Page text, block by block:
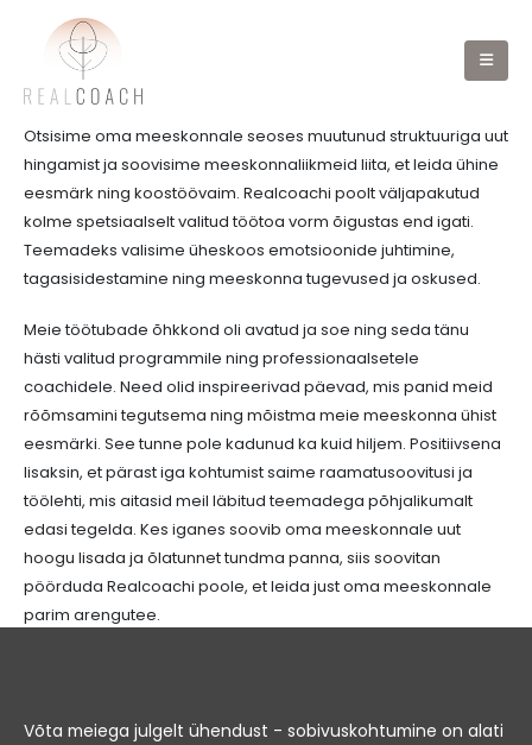
Otsisime oma meeskonnale seoses muutunud struktuuriga uut
hingamist ja soovisime meeskonnaliikmeid liita, et leida ühine
eesmärk ning koostöövaim. Realcoachi poolt väljapakutud
kolme spetsiaalselt valitud töötoa vorm õigustas end igati.
Teemadeks valisime üheskoos emotsioonide juhtimine,
tagasisidestamine ning meeskonna tugevused ja oskused.
Meie töötubade õhkkond oli avatud ja soe ning seda tänu
hästi valitud programmile ning professionaalsetele
coachidele. Need olid inspireerivad päevad, mis panid meid
rõõmsamini tegutsema ning mõistma meie meeskonna ühist
eesmärki. See tunne pole kadunud ka kuid hiljem. Positiivsena
lisaksin, et pärast iga kohtumist saime raamatusoovitusi ja
töölehti, mis aitasid meil läbitud teemadega põhjalikumalt
edasi tegelda. Kes iganes soovib oma meeskonnale uut
hoogu lisada ja õlatunnet tundma panna, siis soovitan
pöörduda Realcoachi poole, et leida just oma meeskonnale
parim arengutee.
Võta meiega julgelt ühendust - sobivuskohtumine on alati